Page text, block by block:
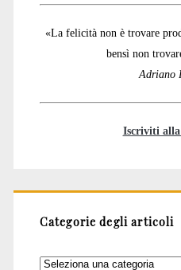
«La felicità non è trovare
bensì non
Adriano
Iscriviti alla
Categorie degli articoli
Categorie